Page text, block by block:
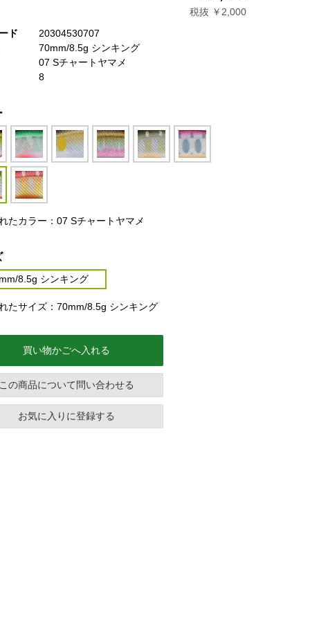
税抜 ￥2,000
ド
20304530707
70mm/8.5g シンキング
07 Sチャートヤマメ
8
たカラー：07 Sチャートヤマメ
8.5g シンキング
たサイズ：70mm/8.5g シンキング
買い物かごへ入れる
この商品について問い合わせる
お気に入りに登録する